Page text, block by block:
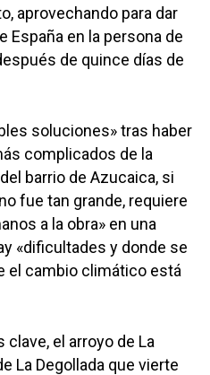
aprovechando para dar
España en la persona de
de quince días de
soluciones» tras haber
complicados de la
barrio de Azucaica, si
fue tan grande, requiere
a la obra» en una
«dificultades y donde se
el cambio climático está
el arroyo de La
La Degollada que vierte